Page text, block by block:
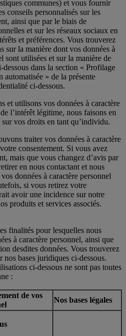
communes) et vous fournir
conseils personnalisés sur les
ainsi que par le biais de
et sur les réseaux sociaux en
et préférences. Vous trouverez
sur la manière dont vos données à
sont utilisées et sur la manière de
dessous dans la section « Profilage
automatisée » de la présente
ci-dessous.
et utilisons vos données à caractère
l’intérêt légitime, nous faisons en
sur vos droits en tant qu’individu.
traiter vos données à caractère
consentement. Si vous avez
mais que vous changez d’avis par
en nous contactant et nous
données à caractère personnel
si vous retirez votre
avoir une incidence sur notre
produits et services associés.
finalités pour lesquelles nous
à caractère personnel, ainsi que
desdites données. Vous trouverez
bases juridiques ci-dessous.
ci-dessous ne sont pas toutes
:
de vos
Nos bases légales